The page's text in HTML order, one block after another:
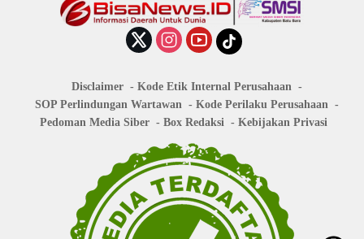
Disclaimer
Kode Etik Internal Perusahaan
SOP Perlindungan Wartawan
Kode Perilaku Perusahaan
Pedoman Media Siber
Box Redaksi Kebijakan Privasi